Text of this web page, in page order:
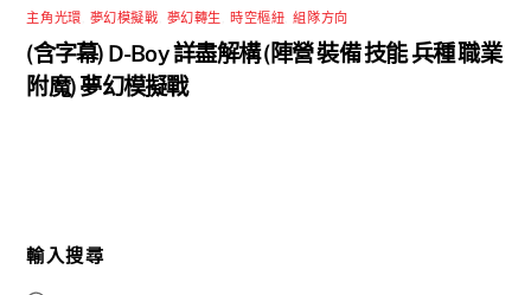
主角光環 夢幻模擬戰 夢幻轉生 時空樞紐 ,組隊方向
(含字幕) D-Boy 詳盡解構 (陣營 裝備 技能 兵種 職業
附魔) 夢幻模擬戰
輸入搜尋